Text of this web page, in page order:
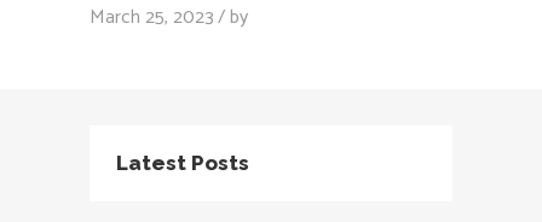
March 25, 2023 by
Latest Posts